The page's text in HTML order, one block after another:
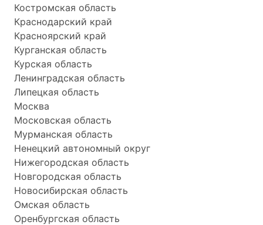
Костромская область
Краснодарский край
Красноярский край
Курганская область
Курская область
Ленинградская область
Липецкая область
Москва
Московская область
Мурманская область
Ненецкий автономный округ
Нижегородская область
Новгородская область
Новосибирская область
Омская область
Оренбургская область